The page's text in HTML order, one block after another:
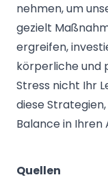
nehmen, um
gezielt
ergreifen,
körperliche und
Stress nicht Ihr
diese
Balance in Ihren
Quellen